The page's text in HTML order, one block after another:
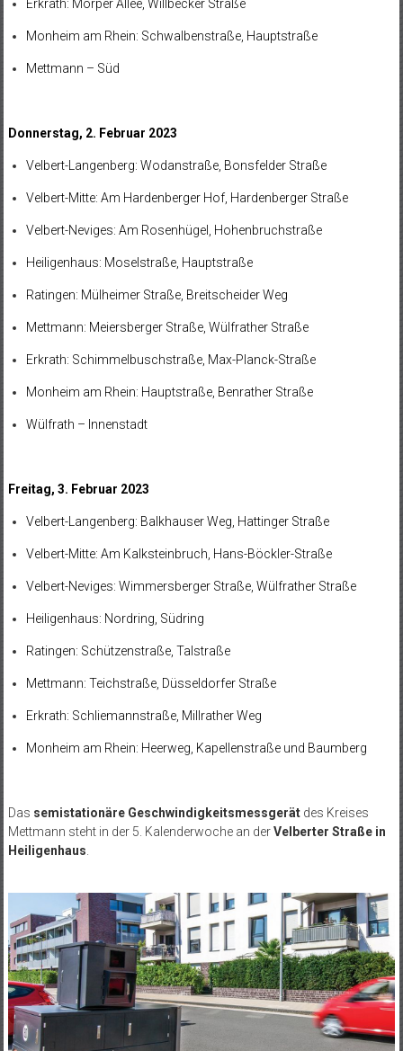
Erkrath: Morper Allee, Willbecker Straße
Monheim am Rhein: Schwalbenstraße, Hauptstraße
Mettmann – Süd
Donnerstag, 2. Februar 2023
Velbert-Langenberg: Wodanstraße, Bonsfelder Straße
Velbert-Mitte: Am Hardenberger Hof, Hardenberger Straße
Velbert-Neviges: Am Rosenhügel, Hohenbruchstraße
Heiligenhaus: Moselstraße, Hauptstraße
Ratingen: Mülheimer Straße, Breitscheider Weg
Mettmann: Meiersberger Straße, Wülfrather Straße
Erkrath: Schimmelbuschstraße, Max-Planck-Straße
Monheim am Rhein: Hauptstraße, Benrather Straße
Wülfrath – Innenstadt
Freitag, 3. Februar 2023
Velbert-Langenberg: Balkhauser Weg, Hattinger Straße
Velbert-Mitte: Am Kalksteinbruch, Hans-Böckler-Straße
Velbert-Neviges: Wimmersberger Straße, Wülfrather Straße
Heiligenhaus: Nordring, Südring
Ratingen: Schützenstraße, Talstraße
Mettmann: Teichstraße, Düsseldorfer Straße
Erkrath: Schliemannstraße, Millrather Weg
Monheim am Rhein: Heerweg, Kapellenstraße und Baumberg
Das semistationäre Geschwindigkeitsmessgerätdes Kreises
Mettmann steht in der 5. Kalenderwoche an derVelberter Straße in
Heiligenhaus.